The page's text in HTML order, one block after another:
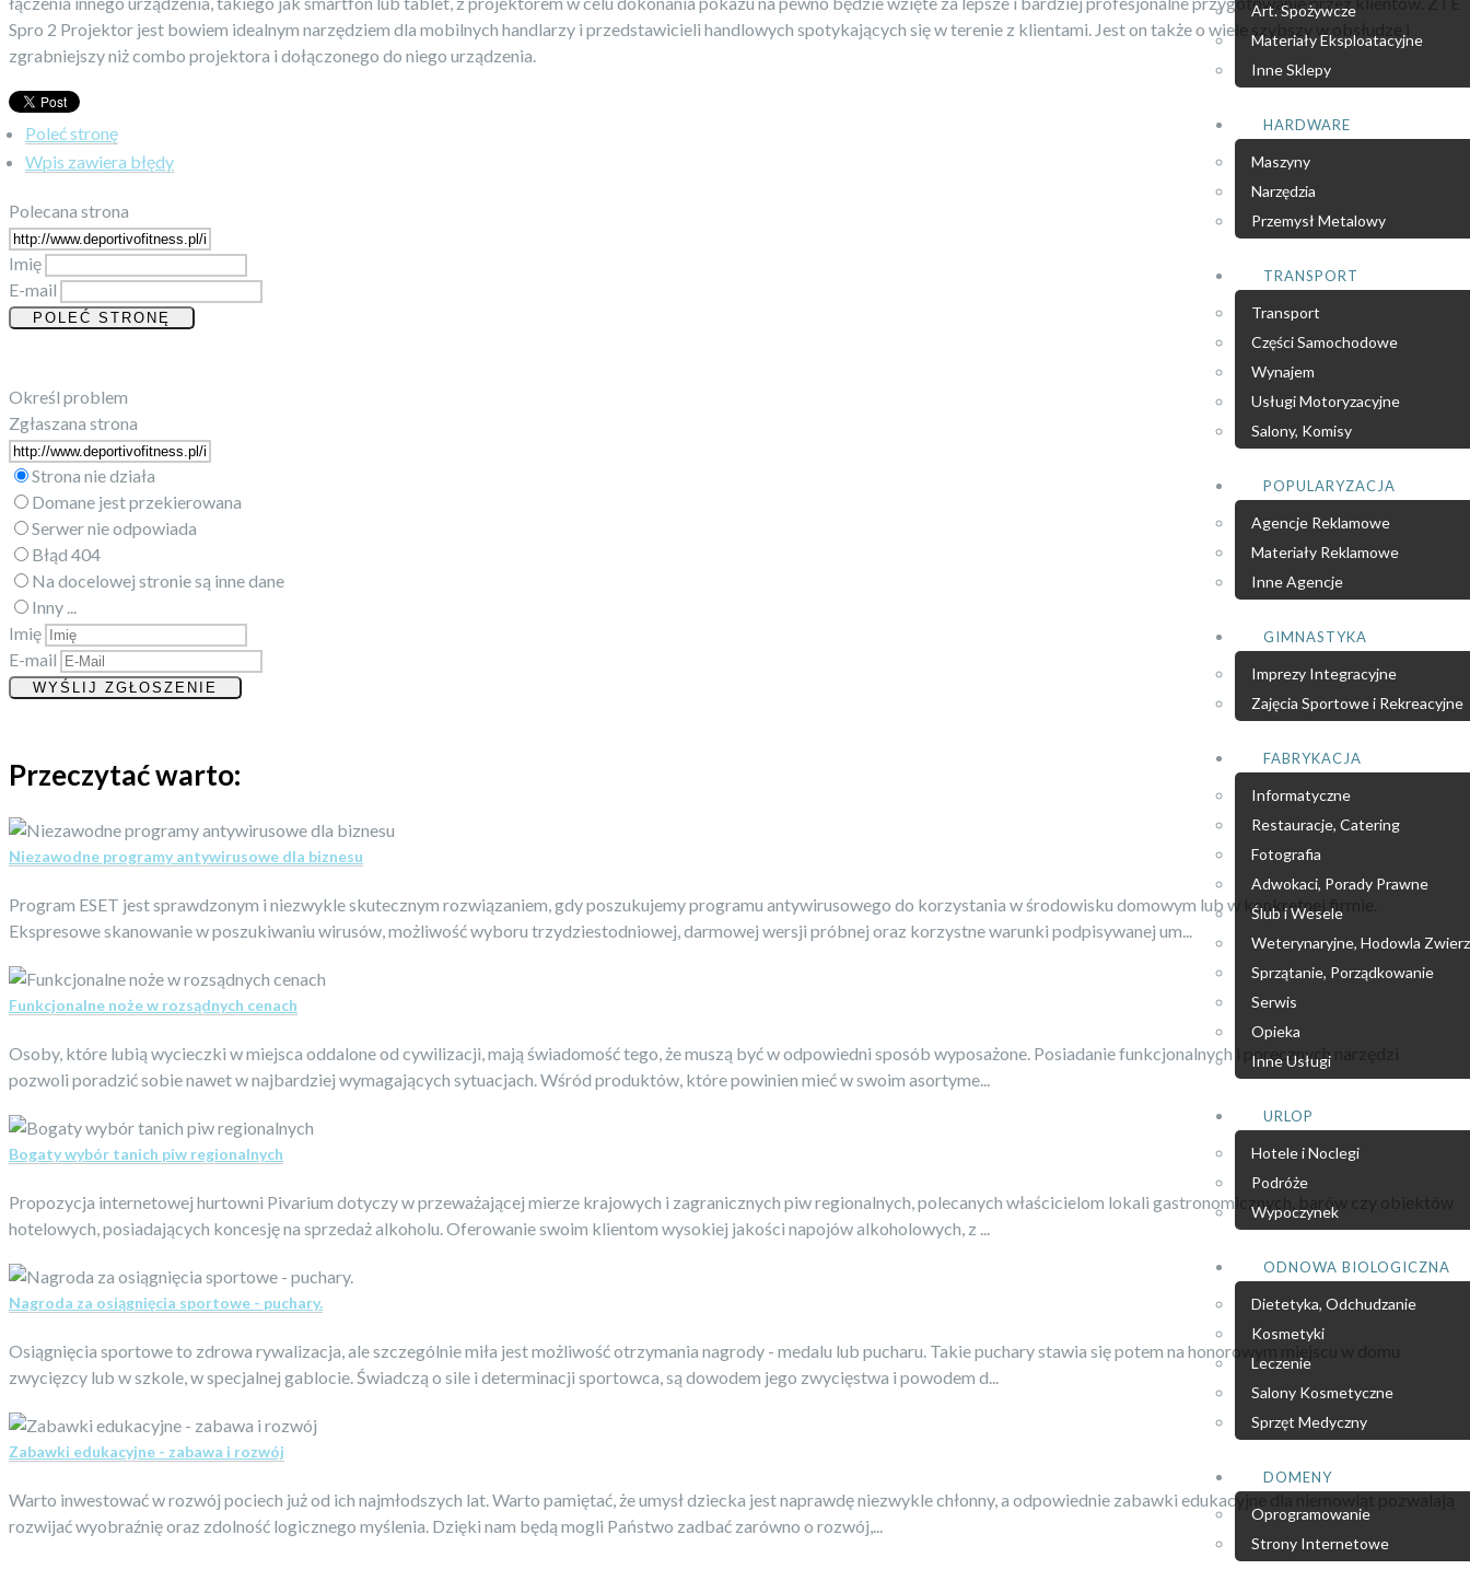
Art. Spożywcze
Materiały Eksploatacyjne
Inne Sklepy
HARDWARE
Maszyny
Narzędzia
Przemysł Metalowy
TRANSPORT
Transport
Części Samochodowe
Wynajem
Usługi Motoryzacyjne
Salony, Komisy
POPULARYZACJA
Agencje Reklamowe
Materiały Reklamowe
Inne Agencje
GIMNASTYKA
Imprezy Integracyjne
Zajęcia Sportowe i Rekreacyjne
FABRYKACJA
Informatyczne
Restauracje, Catering
Fotografia
Adwokaci, Porady Prawne
Ślub i Wesele
Weterynaryjne, Hodowla
Sprzątanie, Porządkowanie
Serwis
Opieka
Inne Usługi
URLOP
Hotele i Noclegi
Podróże
Wypoczynek
ODNOWA BIOLOGICZNA
Dietetyka, Odchudzanie
Kosmetyki
Leczenie
Salony Kosmetyczne
Sprzęt Medyczny
DOMENY
Oprogramowanie
Strony Internetowe
Spro 2 Projektor jest bowiem idealnym narzędziem dla mobilnych handlarzy i przedstawicieli handlowych spotykających się w terenie z klientami. Jest on także o wiele szybszy w obsłudze i
zgrabniejszy niż combo projektora i dołączonego do niego urządzenia.
Poleć stronę
Wpis zawiera błędy
Polecana strona
Imię
E-mail
Określ problem
Zgłaszana strona
Strona nie działa
Domane jest przekierowana
Serwer nie odpowiada
Błąd 404
Na docelowej stronie są inne dane
Inny ...
Imię
E-mail
Przeczytać warto:
Niezawodne programy antywirusowe dla biznesu
Program ESET jest sprawdzonym i niezwykle skutecznym rozwiązaniem, gdy poszukujemy programu antywirusowego do korzystania w środowisku domowym lub w konkretnej firmie.
Ekspresowe skanowanie w poszukiwaniu wirusów, możliwość wyboru trzydziestodniowej, darmowej wersji próbnej oraz korzystne warunki podpisywanej um...
Funkcjonalne noże w rozsądnych cenach
Osoby, które lubią wycieczki w miejsca oddalone od cywilizacji, mają świadomość tego, że muszą być w odpowiedni sposób wyposażone. Posiadanie funkcjonalnych i poręcznych narzędzi
pozwoli poradzić sobie nawet w najbardziej wymagających sytuacjach. Wśród produktów, które powinien mieć w swoim asortyme...
Bogaty wybór tanich piw regionalnych
Propozycja internetowej hurtowni Pivarium dotyczy w przeważającej mierze krajowych i zagranicznych piw regionalnych, polecanych właścicielom lokali gastronomicznych, barów czy obiektów
hotelowych, posiadających koncesję na sprzedaż alkoholu. Oferowanie swoim klientom wysokiej jakości napojów alkoholowych, z ...
Nagroda za osiągnięcia sportowe - puchary.
Osiągnięcia sportowe to zdrowa rywalizacja, ale szczególnie miła jest możliwość otrzymania nagrody - medalu lub pucharu. Takie puchary stawia się potem na honorowym miejscu w domu
zwycięzcy lub w szkole, w specjalnej gablocie. Świadczą o sile i determinacji sportowca, są dowodem jego zwycięstwa i powodem d...
Zabawki edukacyjne - zabawa i rozwój
Warto inwestować w rozwój pociech już od ich najmłodszych lat. Warto pamiętać, że umysł dziecka jest naprawdę niezwykle chłonny, a odpowiednie zabawki edukacyjne dla niemowląt pozwalają
rozwijać wyobraźnię oraz zdolność logicznego myślenia. Dzięki nam będą mogli Państwo zadbać zarówno o rozwój,...